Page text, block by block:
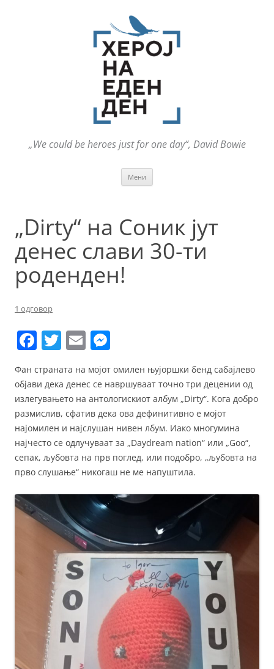
„We could be heroes just for one day“, David Bowie
Мени
„Dirty“ на Соник јут
денес слави 30-ти
роденден!
1 одговор
F
c
e
b
o
o
k
T
itt
er
E
m
ai
l
ss
e
n
g
er
Фан страната на мојот омилен њујоршки бенд сабајлево
објави дека денес се навршуваат точно три децении од
излегувањето на антологискиот албум „Dirty“. Кога добро
размислив, сфатив дека ова дефинитивно е мојот
најомилен и најслушан нивен лбум. Иако многумина
најчесто се одлучуваат за „Daydream nation“ или „Goo“,
сепак, љубовта на прв поглед, или подобро, „љубовта на
прво слушање“ никогаш не ме напуштила.